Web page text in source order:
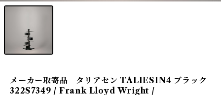
メーカー取寄品 タリアセン TALIESIN4 ブラック
322S7349 / Frank Lloyd Wright /